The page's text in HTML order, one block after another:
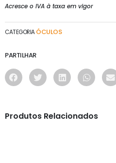
Acresce o IVA à taxa em vigor
CATEGORIA ÓCULOS
PARTILHAR
Produtos Relacionados